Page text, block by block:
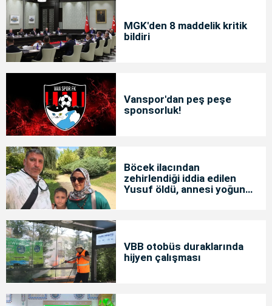
MGK'den 8 maddelik kritik
bildiri
Vanspor'dan peş peşe
sponsorluk!
Böcek ilacından
zehirlendiği iddia edilen
Yusuf öldü, annesi yoğun
VBB otobüs duraklarında
hijyen çalışması